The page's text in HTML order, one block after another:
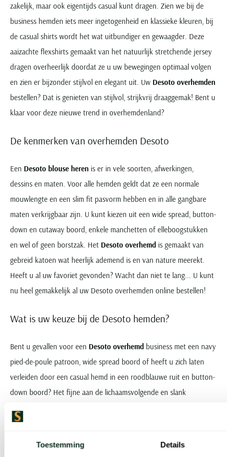
Toestemming Details
zakelijk, maar ook eigentijds casual kunt dragen. Zien we bij de
business hemden iets meer ingetogenheid en klassieke kleuren, bij
de casual shirts wordt het wat uitbundiger en gewaagder. Deze
aaizachte flexshirts gemaakt van het natuurlijk stretchende jersey
dragen overheerlijk doordat ze u uw bewegingen optimaal volgen
en zien er bijzonder stijlvol en elegant uit. Uw Desoto overhemden
bestellen? Dat is genieten van stijlvol, strijkvrij draaggemak! Bent u
klaar voor deze nieuwe trend in overhemdenland?
De kenmerken van overhemden Desoto
Een Desoto blouse heren is er in vele soorten, afwerkingen,
dessins en maten. Voor alle hemden geldt dat ze een normale
mouwlengte en een slim fit pasvorm hebben en in alle gangbare
maten verkrijgbaar zijn. U kunt kiezen uit een wide spread, button-
down en cutaway boord, enkele manchetten of elleboogstukken
en wel of geen borstzak. Het Desoto overhemd is gemaakt van
gebreid katoen wat heerlijk ademend is en van nature meerekt.
Heeft u al uw favoriet gevonden? Wacht dan niet te lang... U kunt
nu heel gemakkelijk al uw Desoto overhemden online bestellen!
Wat is uw keuze bij de Desoto hemden?
Bent u gevallen voor een Desoto overhemd business met een navy
pied-de-poule patroon, wide spread boord of heeft u zich laten
verleiden door een casual hemd in een roodblauwe ruit en button-
down boord? Het fijne aan de lichaamsvolgende en slank
qua modellen, maten, dessins, kleuren en afwerkingen. Zo kunt u